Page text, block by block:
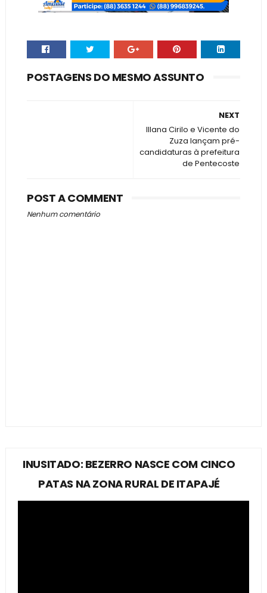
POSTAGENS DO MESMO ASSUNTO
NEXT
Illana Cirilo e Vicente do
Zuza lançam pré-
candidaturas à prefeitura
de Pentecoste
POST A COMMENT
Nenhum comentário
INUSITADO: BEZERRO NASCE COM CINCO
PATAS NA ZONA RURAL DE ITAPAJÉ